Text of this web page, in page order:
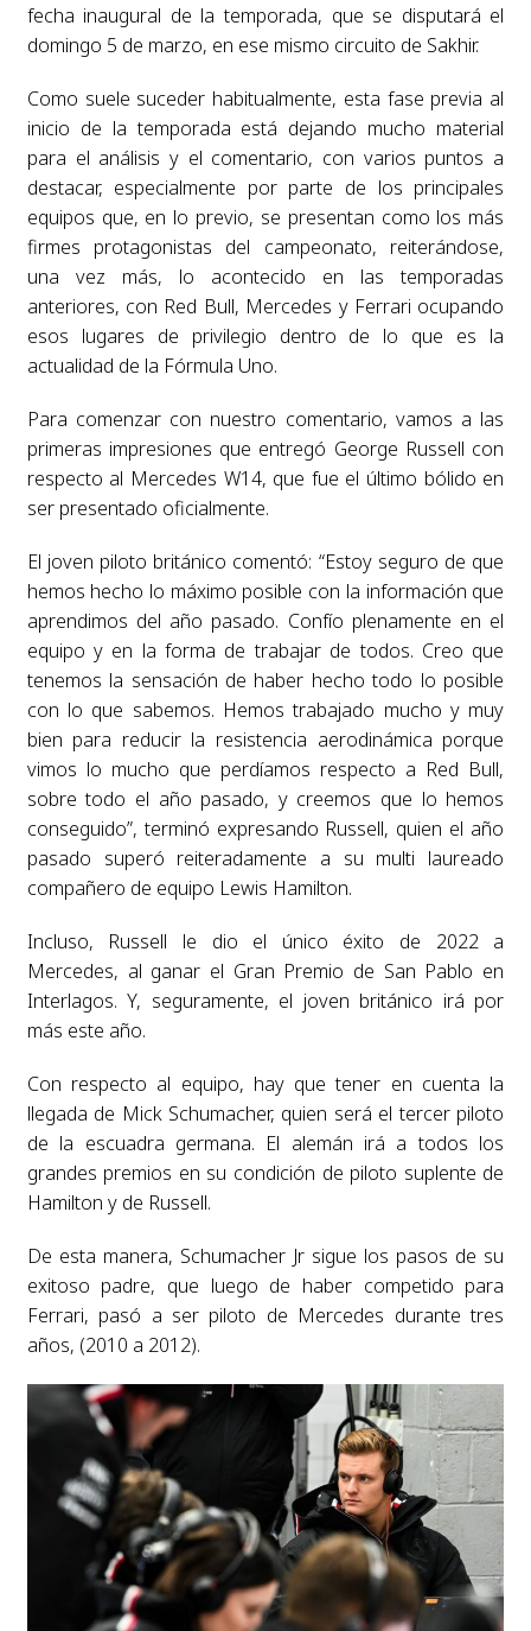
fecha inaugural de la temporada, que se disputará el
domingo 5 de marzo, en ese mismo circuito de Sakhir.
Como suele suceder habitualmente, esta fase previa al
inicio de la temporada está dejando mucho material
para el análisis y el comentario, con varios puntos a
destacar, especialmente por parte de los principales
equipos que, en lo previo, se presentan como los más
firmes protagonistas del campeonato, reiterándose,
una vez más, lo acontecido en las temporadas
anteriores, con Red Bull, Mercedes y Ferrari ocupando
esos lugares de privilegio dentro de lo que es la
actualidad de la Fórmula Uno.
Para comenzar con nuestro comentario, vamos a las
primeras impresiones que entregó George Russell con
respecto al Mercedes W14, que fue el último bólido en
ser presentado oficialmente.
El joven piloto británico comentó: “Estoy seguro de que
hemos hecho lo máximo posible con la información que
aprendimos del año pasado. Confío plenamente en el
equipo y en la forma de trabajar de todos. Creo que
tenemos la sensación de haber hecho todo lo posible
con lo que sabemos. Hemos trabajado mucho y muy
bien para reducir la resistencia aerodinámica porque
vimos lo mucho que perdíamos respecto a Red Bull,
sobre todo el año pasado, y creemos que lo hemos
conseguido”, terminó expresando Russell, quien el año
pasado superó reiteradamente a su multi laureado
compañero de equipo Lewis Hamilton.
Incluso, Russell le dio el único éxito de 2022 a
Mercedes, al ganar el Gran Premio de San Pablo en
Interlagos. Y, seguramente, el joven británico irá por
más este año.
Con respecto al equipo, hay que tener en cuenta la
llegada de Mick Schumacher, quien será el tercer piloto
de la escuadra germana. El alemán irá a todos los
grandes premios en su condición de piloto suplente de
Hamilton y de Russell.
De esta manera, Schumacher Jr sigue los pasos de su
exitoso padre, que luego de haber competido para
Ferrari, pasó a ser piloto de Mercedes durante tres
años, (2010 a 2012).